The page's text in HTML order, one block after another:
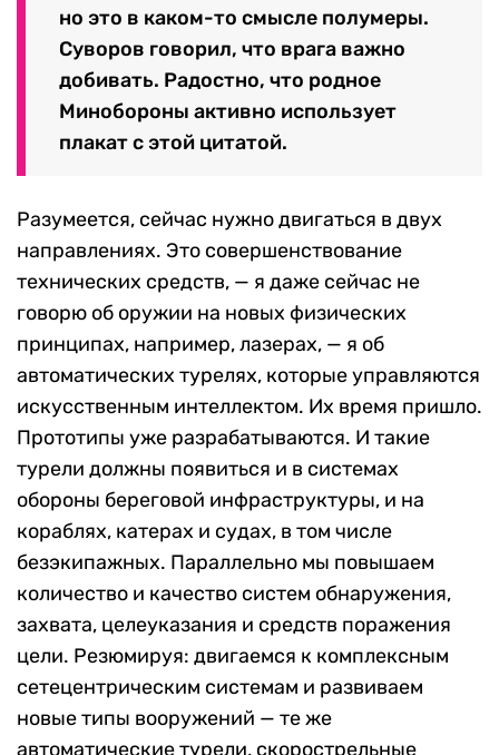
но это в каком-то смысле полумеры.
Суворов говорил, что врага важно
добивать. Радостно, что родное
Минобороны активно использует
плакат с этой цитатой.
Разумеется, сейчас нужно двигаться в двух
направлениях. Это совершенствование
технических средств, — я даже сейчас не
говорю об оружии на новых физических
принципах, например, лазерах, — я об
автоматических турелях, которые управляются
искусственным интеллектом. Их время пришло.
Прототипы уже разрабатываются. И такие
турели должны появиться и в системах
обороны береговой инфраструктуры, и на
кораблях, катерах и судах, в том числе
безэкипажных. Параллельно мы повышаем
количество и качество систем обнаружения,
захвата, целеуказания и средств поражения
цели. Резюмируя: двигаемся к комплексным
сетецентрическим системам и развиваем
новые типы вооружений — те же
автоматические турели, скорострельные